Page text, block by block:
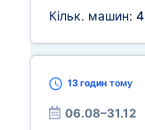
Кільк. машин: 4
13 годин тому
06.08–31.12